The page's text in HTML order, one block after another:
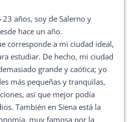
23 años, soy de Salerno y
hace un año.
corresponde a mi ciudad ideal,
estudiar. De hecho, mi ciudad
grande y caótica; yo
más pequeñas y tranquilas,
así que mejor podía
También en Siena está la
muy famosa por la